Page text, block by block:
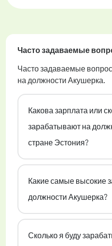
Часто задаваемые
Часто задаваемые
на должности Акушерка.
Какова зарплата или
зарабатывают на
стране Эстония?
Какие самые высокие
должности Акушерка?
Сколько я буду